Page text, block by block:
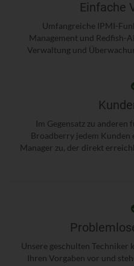
Einfache
Umfangreiche IPMI-
Management und Redfish-
Verwaltung und
Im Gegensatz zu
Broadberry jedem
Manager zu, der direkt
Unsere geschulten Techniker
Ihren Vorgaben vor und